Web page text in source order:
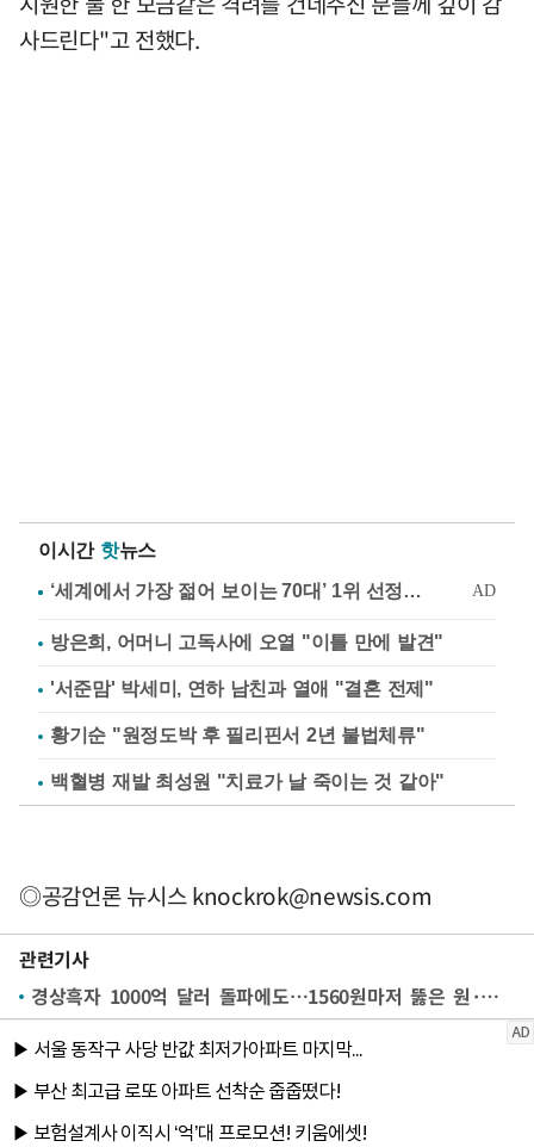
사드린다"고 전했다.
이시간 핫뉴스
방은희, 어머니 고독사에 오열 "이틀 만에 발견"
'서준맘' 박세미, 연하 남친과 열애 "결혼 전제"
황기순 "원정도박 후 필리핀서 2년 불법체류"
백혈병 재발 최성원 "치료가 날 죽이는 것 같아"
◎공감언론 뉴시스knockrok@newsis.com
관련기사
경상흑자 1000억 달러 돌파에도…1560원마저 뚫은 원·달러